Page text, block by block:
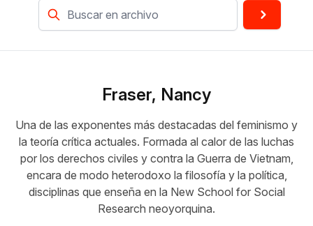
Fraser, Nancy
Una de las exponentes más destacadas del feminismo y
la teoría crítica actuales. Formada al calor de las luchas
por los derechos civiles y contra la Guerra de Vietnam,
encara de modo heterodoxo la filosofía y la política,
disciplinas que enseña en la New School for Social
Research neoyorquina.